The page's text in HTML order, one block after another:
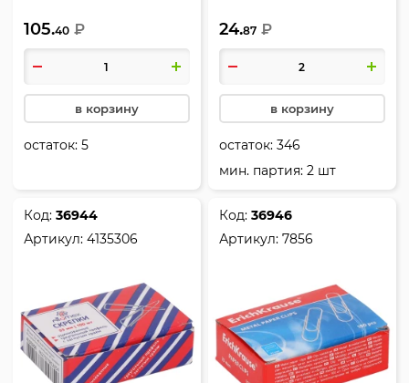
коробка, Erich Krause,
24868
105.40 ₽
в корзину
остаток:5
коробка, Attomex, 4135302
24.87 ₽
в корзину
остаток:346
мин. партия: 2 шт
Код:36944
Артикул:4135306
Код:36946
Артикул:7856